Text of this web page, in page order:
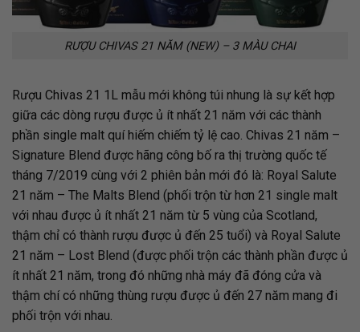
RƯỢU CHIVAS 21 NĂM (NEW) – 3 MÀU CHAI
Rượu Chivas 21 1L mẫu mới không túi nhung là sự kết hợp
giữa các dòng rượu được ủ ít nhất 21 năm với các thành
phần single malt quí hiếm chiếm tỷ lệ cao. Chivas 21 năm –
Signature Blend được hãng công bố ra thị trường quốc tế
tháng 7/2019 cùng với 2 phiên bản mới đó là: Royal Salute
21 năm – The Malts Blend (phối trộn từ hơn 21 single malt
với nhau được ủ ít nhất 21 năm từ 5 vùng của Scotland,
thậm chỉ có thành rượu được ủ đến 25 tuổi) và Royal Salute
21 năm – Lost Blend (được phối trộn các thành phần được ủ
ít nhất 21 năm, trong đó những nhà máy đã đóng cửa và
thậm chí có những thùng rượu được ủ đến 27 năm mang đi
phối trộn với nhau.